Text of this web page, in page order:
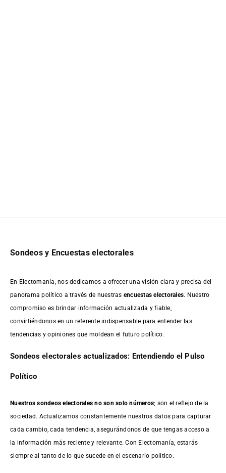
Sondeos y Encuestas electorales
En Electomanía, nos dedicamos a ofrecer una visión clara y precisa del
panorama político a través de nuestras encuestas electorales. Nuestro
compromiso es brindar información actualizada y fiable,
convirtiéndonos en un referente indispensable para entender las
tendencias y opiniones que moldean el futuro político.
Sondeos electorales actualizados: Entendiendo el Pulso
Político
Nuestros sondeos electorales no son solo números; son el reflejo de la
sociedad. Actualizamos constantemente nuestros datos para capturar
cada cambio, cada tendencia, asegurándonos de que tengas acceso a
la información más reciente y relevante. Con Electomanía, estarás
siempre al tanto de lo que sucede en el escenario político.